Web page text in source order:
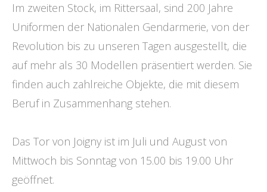
Im zweiten Stock, im Rittersaal, sind 200 Jahre
Uniformen der Nationalen Gendarmerie, von der
Revolution bis zu unseren Tagen ausgestellt, die
auf mehr als 30 Modellen präsentiert werden. Sie
finden auch zahlreiche Objekte, die mit diesem
Beruf in Zusammenhang stehen.
Das Tor von Joigny ist im Juli und August von
Mittwoch bis Sonntag von 15.00 bis 19.00 Uhr
geöffnet.